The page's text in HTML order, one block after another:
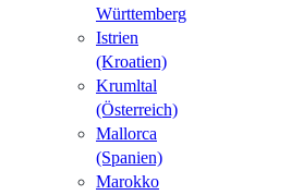
Württemberg
Istrien
(Kroatien)
Krumltal
(Österreich)
Mallorca
(Spanien)
Marokko